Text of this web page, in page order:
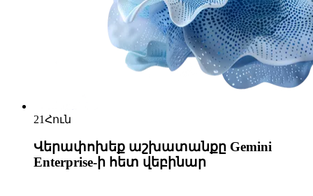
21Հուն
Վերափոխեք աշխատանքը Gemini
Enterprise-ի հետ վեբինար